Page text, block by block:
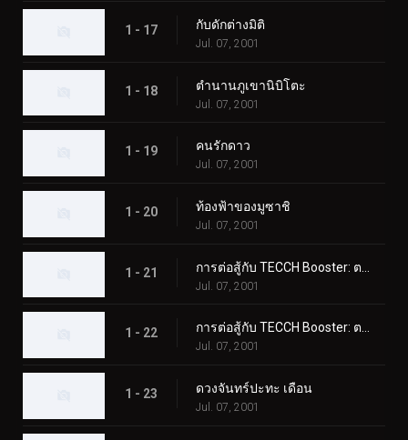
1 - 17 กับดักต่างมิติ
Jul. 07, 2001
1 - 18 ตำนานภูเขานิบิโตะ
Jul. 07, 2001
1 - 19 คนรักดาว
Jul. 07, 2001
1 - 20 ท้องฟ้าของมูซาชิ
Jul. 07, 2001
1 - 21
Jul. 07, 2001
1 - 22 การต่อสู้กับ TECCH Booster: ตอนที่ 2
Jul. 07, 2001
1 - 23 ดวงจันทร์ปะทะ เดือน
Jul. 07, 2001